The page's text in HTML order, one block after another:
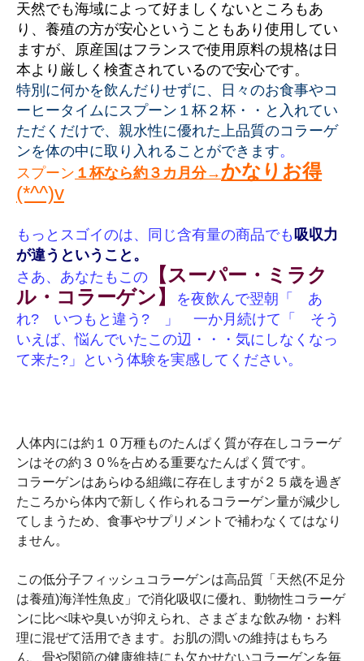
天然でも海域によって好ましくないところもあ
り、養殖の方が安心ということもあり使用してい
ますが、原産国はフランスで使用原料の規格は日
本より厳しく検査されているので安心です。
特別に何かを飲んだりせずに、日々のお食事やコ
ーヒータイムにスプーン１杯２杯・・と入れてい
ただくだけで、親水性に優れた上品質のコラーゲ
ンを体の中に取り入れることができます。
スプーン １杯なら約３カ月分→ かなりお得
(*^^)v
もっとスゴイのは、同じ含有量の商品でも吸収力
が違うということ。
さあ、あなたもこの
【スーパー・ミラク
ル・コラーゲン】
を夜飲んで翌朝「 あ
れ? いつもと違う? 」 一か月続けて「 そう
いえば、悩んでいたこの辺・・・気にしなくなっ
て来た?」という体験を実感してください。
人体内には約１０万種ものたんぱく質が存在しコラーゲ
ンはその約３０%を占める重要なたんぱく質です。
コラーゲンはあらゆる組織に存在しますが２５歳を過ぎ
たころから体内で新しく作られるコラーゲン量が減少し
てしまうため、食事やサプリメントで補わなくてはなり
ません。
この低分子フィッシュコラーゲンは高品質「天然(不足分
は養殖)海洋性魚皮」で消化吸収に優れ、動物性コラーゲ
ンに比べ味や臭いが抑えられ、さまざまな飲み物・お料
理に混ぜて活用できます。お肌の潤いの維持はもちろ
ん、骨や関節の健康維持にも欠かせないコラーゲンを毎